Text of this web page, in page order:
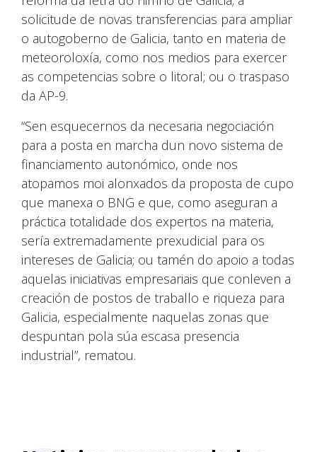
solicitude de novas transferencias para ampliar
o autogoberno de Galicia, tanto en materia de
meteoroloxía, como nos medios para exercer
as competencias sobre o litoral; ou o traspaso
da AP-9.
“Sen esquecernos da necesaria negociación
para a posta en marcha dun novo sistema de
financiamento autonómico, onde nos
atopamos moi alonxados da proposta de cupo
que manexa o BNG e que, como aseguran a
práctica totalidade dos expertos na materia,
sería extremadamente prexudicial para os
intereses de Galicia; ou tamén do apoio a todas
aquelas iniciativas empresariais que conleven a
creación de postos de traballo e riqueza para
Galicia, especialmente naquelas zonas que
despuntan pola súa escasa presencia
industrial”, rematou.